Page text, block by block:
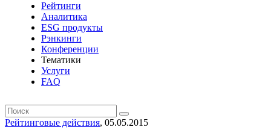
Рейтинги
Аналитика
ESG продукты
Рэнкинги
Конференции
Тематики
Услуги
FAQ
Рейтинговые действия, 05.05.2015